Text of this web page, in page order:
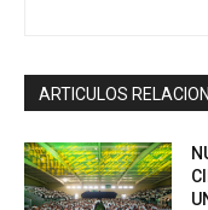
ARTICULOS